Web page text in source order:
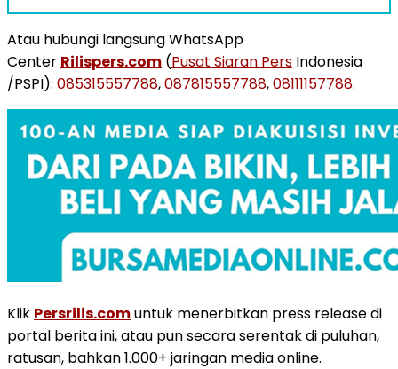
Atau hubungi langsung WhatsApp
Center Rilispers.com (Pusat Siaran Pers Indonesia
/PSPI): 085315557788,087815557788,08111157788.
Klik Persrilis.comuntuk menerbitkan press release di
portal berita ini, atau pun secara serentak di puluhan,
ratusan, bahkan 1.000+ jaringan media online.